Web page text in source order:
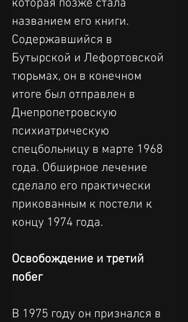
которая позже стала
названием его книги.
Содержавшийся в
Бутырской и Лефортовской
тюрьмах, он в конечном
итоге был отправлен в
Днепропетровскую
психиатрическую
спецбольницу в марте 1968
года. Обширное лечение
сделало его практически
прикованным к постели к
концу 1974 года.
Освобождение и третий
побег
В 1975 году он признался в